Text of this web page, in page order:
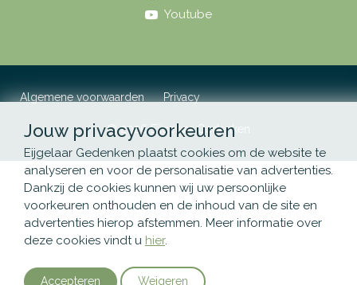
Youtube
Algemene voorwaarden Privacy
© 2026 Eijgelaar Gedenken
Jouw privacyvoorkeuren
Eijgelaar Gedenken plaatst cookies om de website te
analyseren en voor de personalisatie van advertenties.
Dankzij de cookies kunnen wij uw persoonlijke
voorkeuren onthouden en de inhoud van de site en
advertenties hierop afstemmen. Meer informatie over
deze cookies vindt u hier.
Accepteren Weigeren